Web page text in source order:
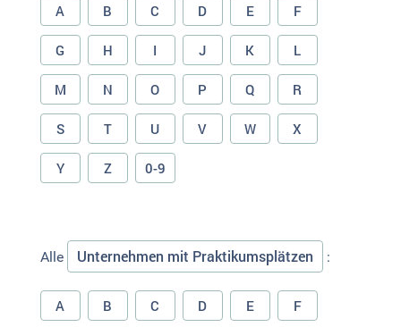
A B C D E F
G H I J K L
M N O P Q R
S T U V W X
Y Z 0-9
Alle Unternehmen mit Praktikumsplätzen :
A B C D E F